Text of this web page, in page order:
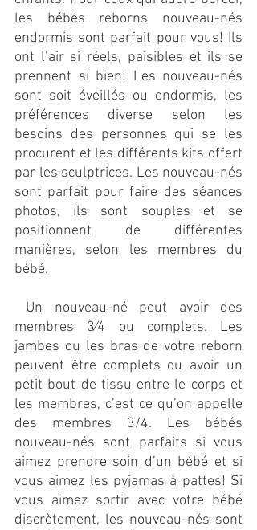
les bébés reborns nouveau-nés
endormis sont parfait pour vous! Ils
ont l’air si réels, paisibles et ils se
prennent si bien! Les nouveau-nés
sont soit éveillés ou endormis, les
préférences diverse selon les
besoins des personnes qui se les
procurent et les différents kits offert
par les sculptrices. Les nouveau-nés
sont parfait pour faire des séances
photos, ils sont souples et se
positionnent de différentes
manières, selon les membres du
bébé.
membres 3⁄4 ou complets. Les
jambes ou les bras de votre reborn
peuvent être complets ou avoir un
petit bout de tissu entre le corps et
les membres, c’est ce qu’on appelle
des membres 3/4. Les bébés
nouveau-nés sont parfaits si vous
aimez prendre soin d’un bébé et si
vous aimez les pyjamas à pattes! Si
vous aimez sortir avec votre bébé
discrètement, les nouveau-nés sont